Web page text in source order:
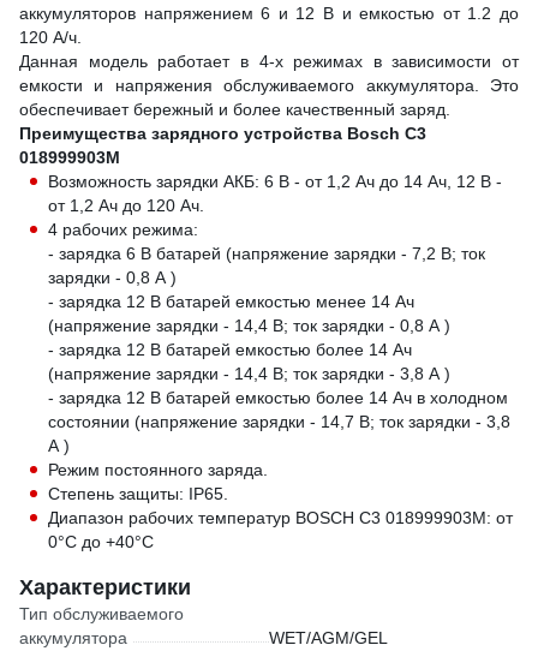
аккумуляторов напряжением 6 и 12 В и емкостью от 1.2 до
120 А/ч.
Данная модель работает в 4-х режимах в зависимости от
емкости и напряжения обслуживаемого аккумулятора. Это
обеспечивает бережный и более качественный заряд.
Преимущества зарядного устройства Bosch С3
018999903M
Возможность зарядки АКБ: 6 В - от 1,2 Ач до 14 Ач, 12 В -
от 1,2 Ач до 120 Ач.
4 рабочих режима:
- зарядка 6 В батарей (напряжение зарядки - 7,2 В; ток
зарядки - 0,8 А )
- зарядка 12 В батарей емкостью менее 14 Ач
(напряжение зарядки - 14,4 В; ток зарядки - 0,8 А )
- зарядка 12 В батарей емкостью более 14 Ач
(напряжение зарядки - 14,4 В; ток зарядки - 3,8 А )
- зарядка 12 В батарей емкостью более 14 Ач в холодном
состоянии (напряжение зарядки - 14,7 В; ток зарядки - 3,8
А )
Режим постоянного заряда.
Степень защиты: IP65.
Диапазон рабочих температур BOSСН С3 018999903M: от
0°С до +40°С
Характеристики
Тип обслуживаемого
аккумулятора
WET/AGM/GEL